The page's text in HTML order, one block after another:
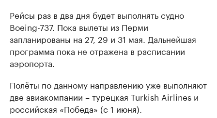
Рейсы раз в два дня будет выполнять судно
Boeing-737. Пока вылеты из Перми
запланированы на 27, 29 и 31 мая. Дальнейшая
программа пока не отражена в расписании
аэропорта.
Полёты по данному направлению уже выполняют
две авиакомпании – турецкая Turkish Airlines и
российская «Победа» (с 1 июня).